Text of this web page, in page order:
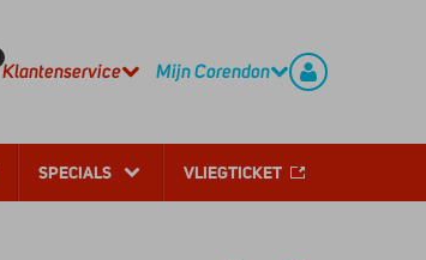
Klantenservice Mijn Corendon
SPECIALS VLIEGTICKET